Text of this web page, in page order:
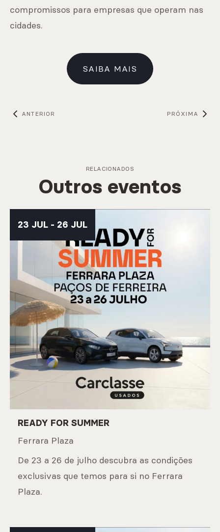
compromissos para empresas que operam nas
cidades.
SAIBA MAIS
ANTERIOR PRÓXIMA
RELACIONADOS
Outros eventos
23 JUL - 26 JUL
READY FOR SUMMER
Ferrara Plaza
De 23 a 26 de julho descubra as condições
exclusivas que temos para si no Ferrara
Plaza.